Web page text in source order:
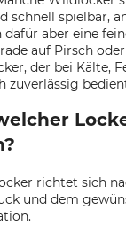
schnell spielbar,
aber eine
auf Pirsch
der bei Kälte,
zuverlässig
richtet sich
und dem